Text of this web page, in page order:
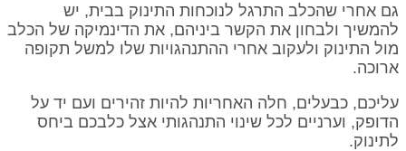
גם אחרי שהכלב התרגל לנוכחות התינוק בבית, יש
להמשיך ולבחון את הקשר ביניהם, את הדינמיקה של הכלב
מול התינוק ולעקוב אחרי ההתנהגויות שלו למשל תקופה
ארוכה.
עליכם, כבעלים, חלה האחריות להיות זהירים ועם יד על
הדופק, וערניים לכל שינוי התנהגותי אצל כלבכם ביחס
לתינוק.